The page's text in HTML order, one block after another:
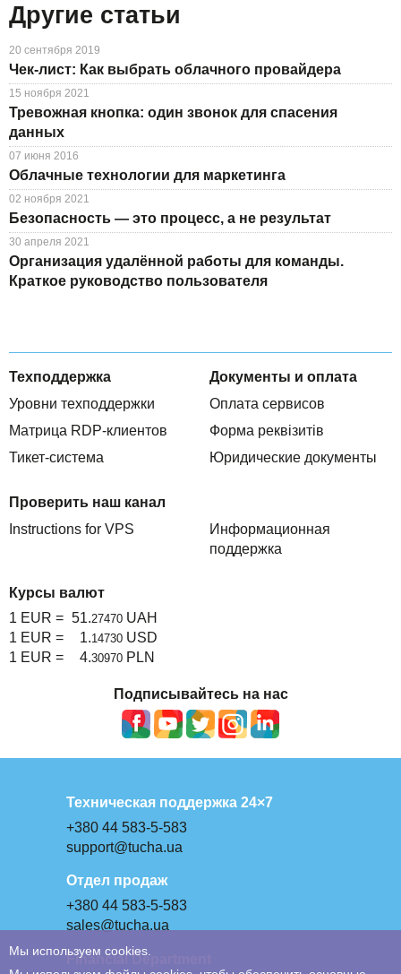
Другие статьи
20 сентября 2019
Чек-лист: Как выбрать облачного провайдера
15 ноября 2021
Тревожная кнопка: один звонок для спасения
данных
07 июня 2016
Облачные технологии для маркетинга
02 ноября 2021
Безопасность — это процесс, а не результат
30 апреля 2021
Организация удалённой работы для команды.
Краткое руководство пользователя
Техподдержка
Уровни техподдержки
Матрица RDP-клиентов
Тикет-система
Документы и оплата
Оплата сервисов
Форма реквізитів
Юридические документы
Проверить наш канал
Instructions for VPS
Информационная
поддержка
Курсы валют
1 EUR = 51.27470 UAH
1 EUR =
1.14730 USD
1 EUR =
4.30970 PLN
Подписывайтесь на нас
Техническая поддержка 24×7
+380 44 583-5-583
support@tucha.ua
Отдел продаж
+380 44 583-5-583
sales@tucha.ua
Financial Department
Мы используем cookies.